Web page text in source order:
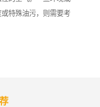
特殊油污，则需要考